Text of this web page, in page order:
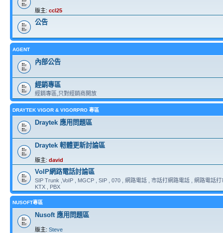
版主: ccl25
公告
AGENT
內部公告
經銷專區
經銷專區,只對經銷商開放
DRAYTEK VIGOR & VIGORPRO 專區
Draytek 應用問題區
Draytek 軔體更新討論區
版主: david
VoIP網路電話討論區
SIP Trunk ,VoIP , MGCP , SIP , 070 , 網路電話 , 市話打網路電話 , 網路電話打
KTX , PBX
NUSOFT專區
Nusoft 應用問題區
版主: Steve